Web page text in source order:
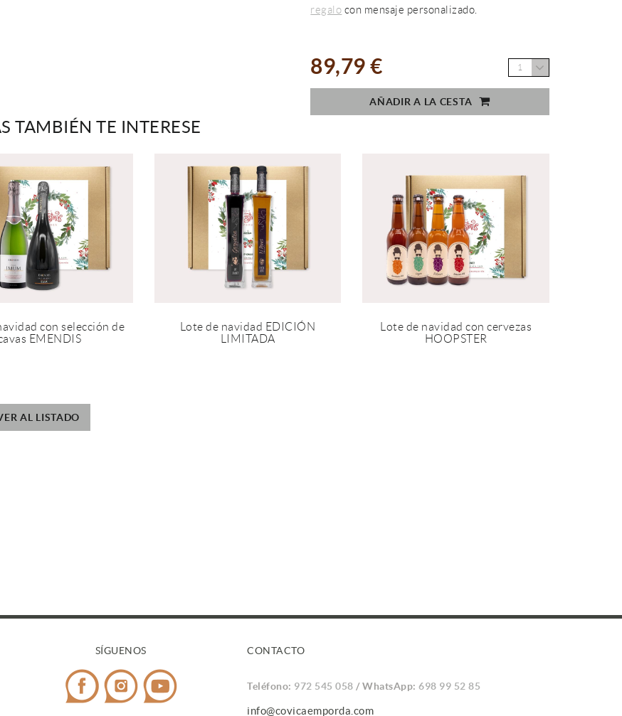
regalo con mensaje personalizado.
89,79 € 1
AÑADIR A LA CESTA
TAMBIÉN TE INTERESE
con selección de
EMENDIS
Lote de navidad EDICIÓN
LIMITADA
Lote de navidad con cervezas
HOOPSTER
AL LISTADO
SÍGUENOS CONTACTO
Teléfono: 972 545 058 / WhatsApp: 698 99 52 85
info@covicaemporda.com